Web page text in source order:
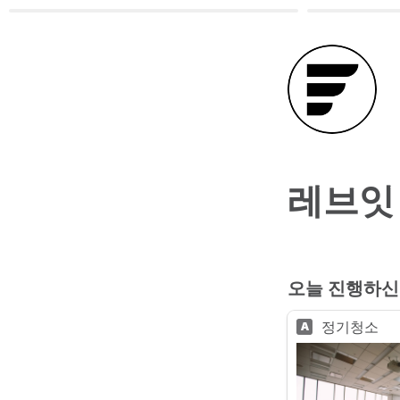
레브
오늘 진행하
A 정기청소